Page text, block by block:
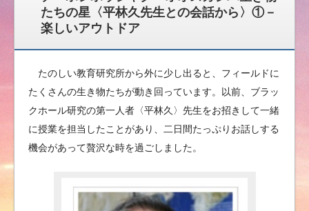
たちの星〈平林久先生との会話から〉①－
楽しいアウトドア
たのしい教育研究所から外に少し出ると、フィールドに
たくさんの生き物たちが動き回っています。以前、ブラッ
クホール研究の第一人者〈平林久〉先生をお招きして一緒
に授業を担当したことがあり、二日間たっぷりお話しする
機会があって贅沢な時を過ごしました。